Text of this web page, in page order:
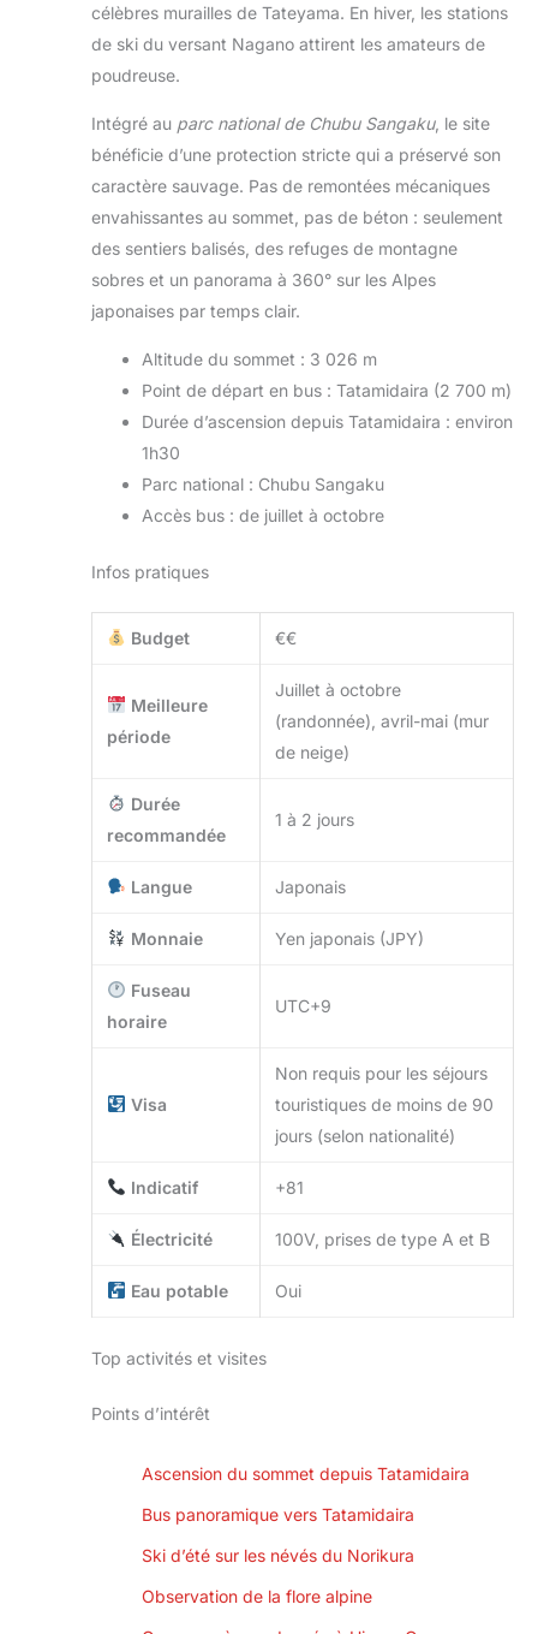
célèbres murailles de Tateyama. En hiver, les stations
de ski du versant Nagano attirent les amateurs de
poudreuse.
Intégré au parc national de Chubu Sangaku, le site
bénéficie d’une protection stricte qui a préservé son
caractère sauvage. Pas de remontées mécaniques
envahissantes au sommet, pas de béton : seulement
des sentiers balisés, des refuges de montagne
sobres et un panorama à 360° sur les Alpes
japonaises par temps clair.
Altitude du sommet : 3 026 m
Point de départ en bus : Tatamidaira (2 700 m)
Durée d’ascension depuis Tatamidaira : environ
1h30
Parc national : Chubu Sangaku
Accès bus : de juillet à octobre
Infos pratiques
Budget €€
Meilleure
période
Juillet à octobre
(randonnée), avril-mai (mur
de neige)
Durée
recommandée
1 à 2 jours
Langue Japonais
Monnaie Yen japonais (JPY)
Fuseau
horaire
UTC+9
Visa
Non requis pour les séjours
touristiques de moins de 90
jours (selon nationalité)
Indicatif +81
Électricité 100V, prises de type A et B
Eau potable Oui
Top activités et visites
Points d’intérêt
Ascension du sommet depuis Tatamidaira
Bus panoramique vers Tatamidaira
Ski d’été sur les névés du Norikura
Observation de la flore alpine